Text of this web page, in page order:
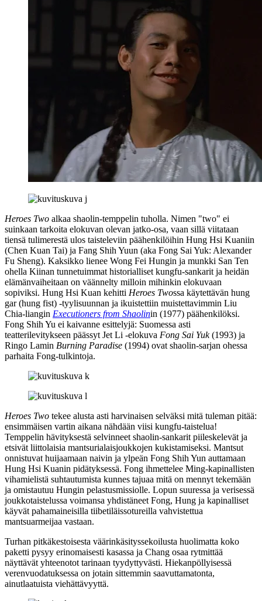
Heroes Two alkaa shaolin-temppelin tuholla. Nimen "two" ei
suinkaan tarkoita elokuvan olevan jatko‑osa, vaan sillä viitataan
tiensä tulimerestä ulos taisteleviin päähenkilöihin Hung Hsi Kuaniin
(Chen Kuan Tai) ja Fang Shih Yuun (aka Fong Sai Yuk: Alexander
Fu Sheng). Kaksikko lienee Wong Fei Hungin ja munkki San Ten
ohella Kiinan tunnetuimmat historialliset kungfu-sankarit ja heidän
elämänvaiheitaan on väännelty milloin mihinkin elokuvaan
sopiviksi. Hung Hsi Kuan kehitti Heroes Twossa käytettävän hung
gar (hung fist) ‑tyylisuunnan ja ikuistettiin muistettavimmin Liu
Chia-liangin Executioners from Shaolinin (1977) päähenkilöksi.
Fong Shih Yu ei kaivanne esittelyjä: Suomessa asti
teatterilevitykseen päässyt Jet Li ‑elokuva Fong Sai Yuk(1993) ja
Ringo Lamin Burning Paradise (1994) ovat shaolin-sarjan ohessa
parhaita Fong-tulkintoja.
Heroes Two tekee alusta asti harvinaisen selväksi mitä tuleman pitää:
ensimmäisen vartin aikana nähdään viisi kungfu-taistelua!
Temppelin hävityksestä selvinneet shaolin‑sankarit piileskelevät ja
etsivät liittolaisia mantsurialaisjoukkojen kukistamiseksi. Mantsut
onnistuvat huijaamaan naivin ja ylpeän Fong Shih Yun auttamaan
Hung Hsi Kuanin pidätyksessä. Fong ihmettelee Ming-kapinallisten
vihamielistä suhtautumista kunnes tajuaa mitä on mennyt tekemään
ja omistautuu Hungin pelastusmissiolle. Lopun suuressa ja verisessä
joukkotaistelussa voimansa yhdistäneet Fong, Hung ja kapinalliset
käyvät pahamaineisilla tiibetiläissotureilla vahvistettua
mantsuarmeijaa vastaan.
Turhan pitkäkestoisesta väärinkäsityssekoilusta huolimatta koko
paketti pysyy erinomaisesti kasassa ja Chang osaa rytmittää
näyttävät yhteenotot tarinaan tyydyttyvästi. Hiekanpöllyisessä
verenvuodatuksessa on jotain sittemmin saavuttamatonta,
ainutlaatuista viehättävyyttä.